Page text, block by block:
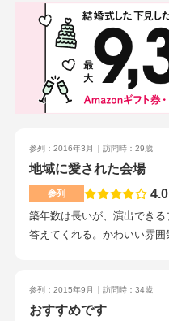
日も介添えの方のサポート
できました。プロジェクタ
てくれるプランナーがいる
あったのでこの会場にしま
式したいなと最初おもって
みんなが自分達をお祝いし
ればあっという間の時間だっ
で、食べきれないぐらいの
方ありました。お肉は前沢
かくておいしかったです。
ずんだもちと、杏仁豆腐の2
ものを出すことができるの
ているのかは分かりません
距離があります。大駐車場が
です。シャトルバスも頼める
ってバスでいらっしゃってい
を終えて白無垢？色打掛？で
に金屏風があって、雰囲気
た。新郎新婦の思いがたく
参列：2016年3月 訪問時：29歳
地域に愛された会場
参列 4.0
築年数は長いが、演出でき
答えてくれる。かわいい雰
いので、満足感がある。デザ
まが喜ぶと思う。もちなどが
参列：2015年9月 訪問時：34歳
おすすめです